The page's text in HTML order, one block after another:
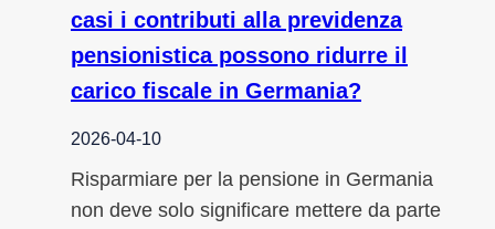
casi i contributi alla previdenza
pensionistica possono ridurre il
carico fiscale in Germania?
2026-04-10
Risparmiare per la pensione in Germania
non deve solo significare mettere da parte